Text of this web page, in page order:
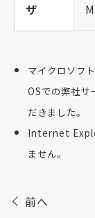
ザ
マイクロソフ
OSでの弊社サ
だきました。
Internet
ません。
前へ